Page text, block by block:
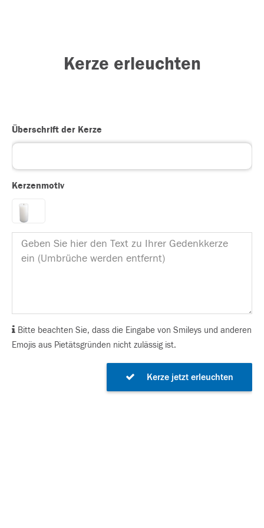
Kerze erleuchten
Überschrift der Kerze
Kerzenmotiv
Bitte beachten Sie, dass die Eingabe von Smileys und anderen
Emojis aus Pietätsgründen nicht zulässig ist.
Kerze jetzt erleuchten